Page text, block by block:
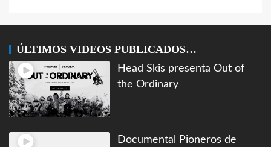
ÚLTIMOS VIDEOS PUBLICADOS…
Head Skis presenta Out of
the Ordinary
Documental Pioneros de